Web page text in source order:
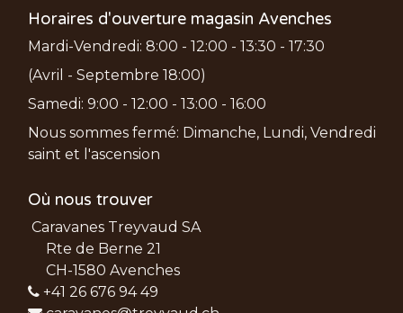
Horaires d'ouverture magasin Avenches
Mardi-Vendredi: 8:00 - 12:00 - 13:30 - 17:30
(Avril - Septembre 18:00)
Samedi: 9:00 - 12:00 - 13:00 - 16:00
Nous sommes fermé: Dimanche, Lundi, Vendredi
saint et l'ascension
Où nous trouver
Caravanes Treyvaud SA
Rte de Berne 21
CH-1580 Avenches
+41 26 676 94 49